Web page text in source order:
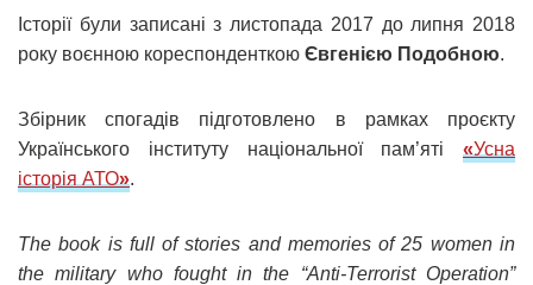
Історії були записані з листопада 2017 до липня 2018
року воєнною кореспонденткою Євгенією Подобною.
Збірник спогадів підготовлено в рамках проєкту
Українського інституту національної пам’яті «Усна
історія АТО».
The book is full of stories and memories of 25 women in
the military who fought in the “Anti-Terrorist Operation”